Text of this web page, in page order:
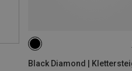
53-59CM